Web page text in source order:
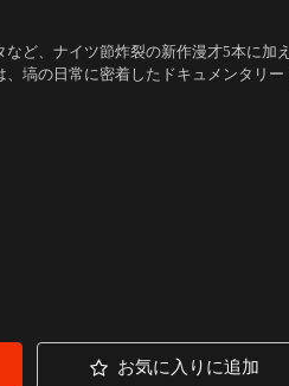
ど、ナイツ節炸裂の新作漫才5本に加
塙の日常に密着したドキュメンタリー
お気に入りに追加